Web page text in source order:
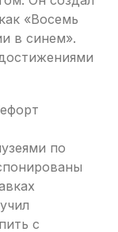
«Восемь
в синем».
по
с